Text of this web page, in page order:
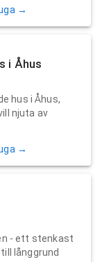
→
i Åhus
hus i Åhus,
njuta av
→
- ett stenkast
långgrund